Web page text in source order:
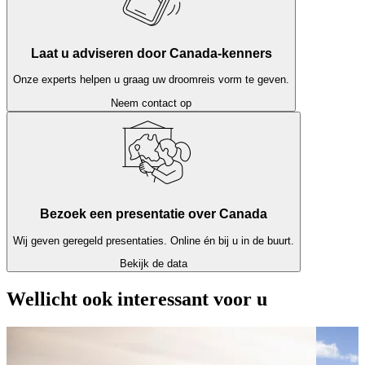
America werkt samen met veel lokale bedrijven en kan u advies
geven over wat het beste past in uw droomreis.
Laat u adviseren door Canada-kenners
Onze experts helpen u graag uw droomreis vorm te geven.
Neem contact op
Bezoek een presentatie over Canada
Wij geven geregeld presentaties. Online én bij u in de buurt.
Bekijk de data
Wellicht ook interessant voor u